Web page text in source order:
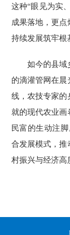
这种“眼见为实
成果落地，更
持续发展筑牢根
如今的县
的滴灌管网在晨
线，农技专家的
就的现代农业
民富的生动注
合发展模式，推
村振兴与经济高